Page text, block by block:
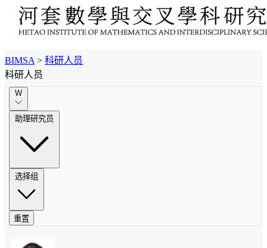
BIMSA > 科研人员
科研人员
W
助理研究员
选择组
重置